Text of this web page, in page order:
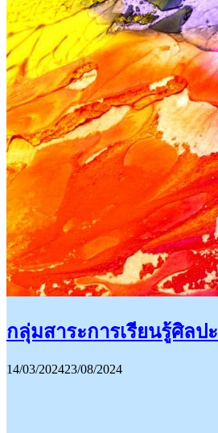
กลุ่มสาระการเรียนรู้ศิลปะ
14/03/202423/08/2024